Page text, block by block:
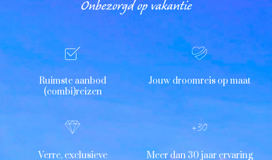
Onbezorgd op vakantie
Ruimste aanbod
(combi)reizen
Jouw droomreis op maat
Verre, exclusieve
Meer dan 30 jaar ervaring